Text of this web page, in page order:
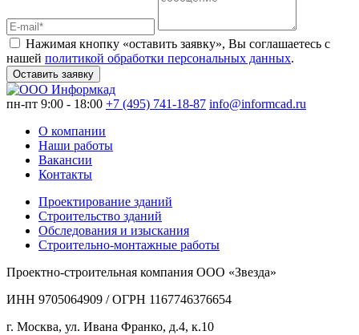
Нажимая кнопку «оставить заявку», Вы соглашаетесь с
нашей политикой обработки персональных данных.
Оставить заявку
пн-пт 9:00 - 18:00 +7 (495) 741-18-87 info@informcad.ru
О компании
Наши работы
Вакансии
Контакты
Проектирование зданий
Строительство зданий
Обследования и изыскания
Строительно-монтажные работы
Проектно-строительная компания ООО «Звезда»
ИНН 9705064909 / ОГРН 1167746376654
г. Москва, ул. Ивана Франко, д.4, к.10